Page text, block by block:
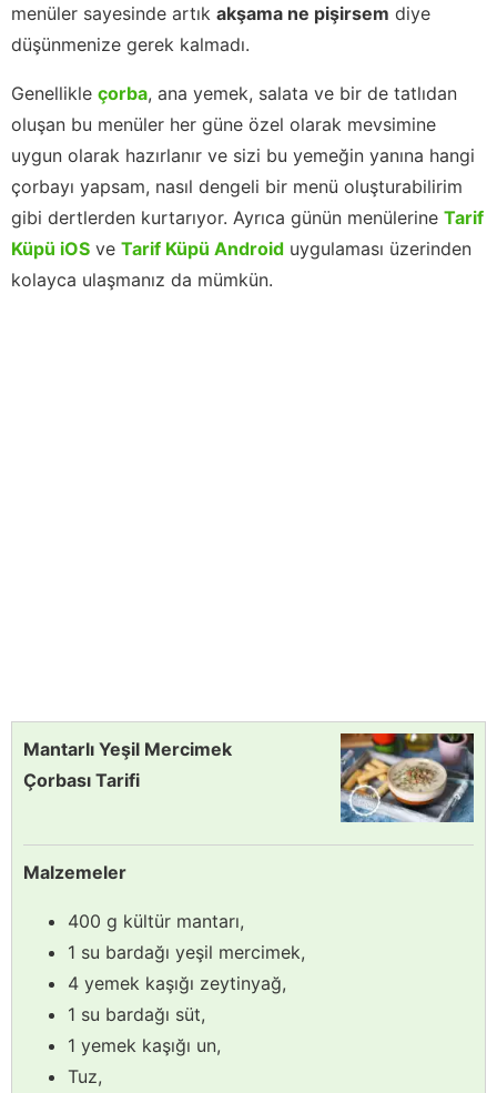
menüler sayesinde artık akşama ne pişirsem diye
düşünmenize gerek kalmadı.
Genellikle çorba, ana yemek, salata ve bir de tatlıdan
oluşan bu menüler her güne özel olarak mevsimine
uygun olarak hazırlanır ve sizi bu yemeğin yanına hangi
çorbayı yapsam, nasıl dengeli bir menü oluşturabilirim
gibi dertlerden kurtarıyor. Ayrıca günün menülerine Tarif
Küpü iOS ve Tarif Küpü Android uygulaması üzerinden
kolayca ulaşmanız da mümkün.
Mantarlı Yeşil Mercimek
Çorbası Tarifi
Malzemeler
400 g kültür mantarı,
1 su bardağı yeşil mercimek,
4 yemek kaşığı zeytinyağ,
1 su bardağı süt,
1 yemek kaşığı un,
Tuz,